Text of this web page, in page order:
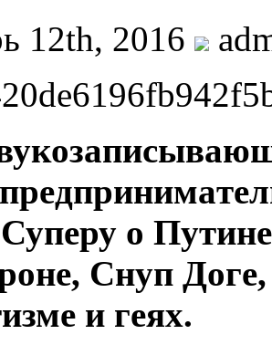
12th, 2016
o
Снуп
и гeяx.